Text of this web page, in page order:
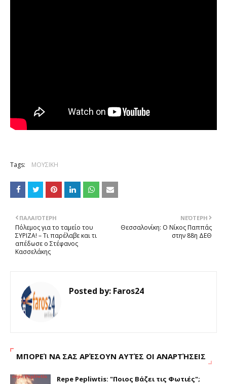
Tags: ΜΟΥΣΙΚΗ
ΝΕΌΤΕΡΗ
Θεσσαλονίκη: Ο Νίκος Παππάς
στην 88η ΔΕΘ
ΠΑΛΑΙΌΤΕΡΗ
Πόλεμος για το ταμείο του
ΣΥΡΙΖΑ! – Τι παρέλαβε και τι
απέδωσε ο Στέφανος
Κασσελάκης
Posted by: Faros24
ΜΠΟΡΕΊ ΝΑ ΣΑΣ ΑΡΈΣΟΥΝ ΑΥΤΈΣ ΟΙ ΑΝΑΡΤΉΣΕΙΣ
Repe Pepliwtis: "Ποιος Βάζει τις Φωτιές";